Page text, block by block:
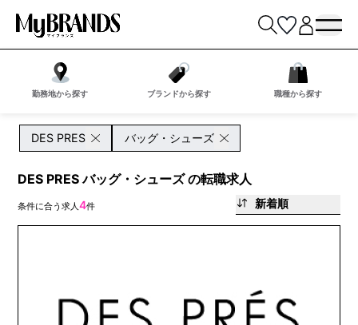
勤務地から探す ブランドから探す 職種から探す
DES PRES バッグ・シューズ
DES PRES バッグ・シューズ の転職求人
条件に合う求人4件 新着順